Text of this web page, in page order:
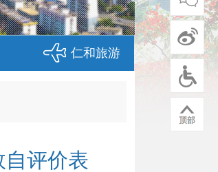
仁和旅游
自评价表